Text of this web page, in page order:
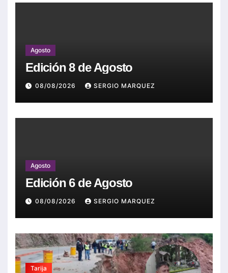
Agosto
Edición 8 de Agosto
08/08/2026 SERGIO MARQUEZ
Agosto
Edición 6 de Agosto
08/08/2026 SERGIO MARQUEZ
Tarija